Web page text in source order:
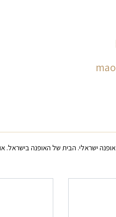
אופנה ישראלי. הבית של האופנה בישראל.